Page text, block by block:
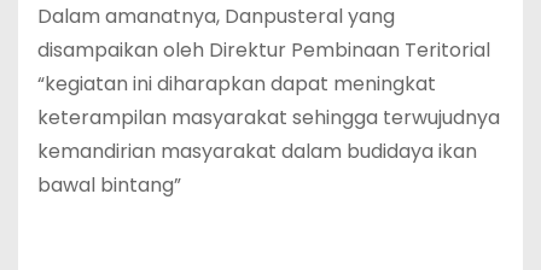
Dalam amanatnya, Danpusteral yang
disampaikan oleh Direktur Pembinaan Teritorial
“kegiatan ini diharapkan dapat meningkat
keterampilan masyarakat sehingga terwujudnya
kemandirian masyarakat dalam budidaya ikan
bawal bintang”